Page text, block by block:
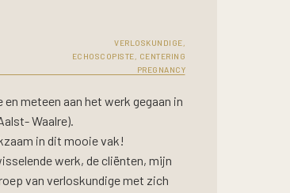
meteen aan het werk gegaan in
Waalre).
in dit mooie vak!
werk, de cliënten, mijn
van verloskundige met zich
VERLOSKUNDIGE,
ECHOSCOPISTE, CENTERING
PREGNANCY